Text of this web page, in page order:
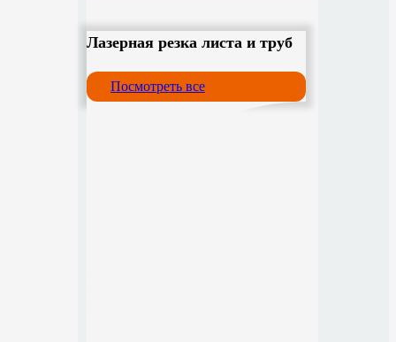
Лазерная резка листа и труб
Посмотреть все